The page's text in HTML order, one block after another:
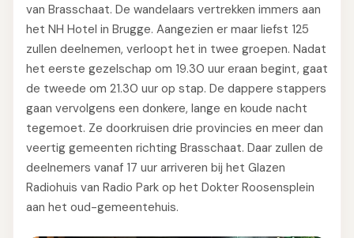
van Brasschaat. De wandelaars vertrekken immers aan
het NH Hotel in Brugge. Aangezien er maar liefst 125
zullen deelnemen, verloopt het in twee groepen. Nadat
het eerste gezelschap om 19.30 uur eraan begint, gaat
de tweede om 21.30 uur op stap. De dappere stappers
gaan vervolgens een donkere, lange en koude nacht
tegemoet. Ze doorkruisen drie provincies en meer dan
veertig gemeenten richting Brasschaat. Daar zullen de
deelnemers vanaf 17 uur arriveren bij het Glazen
Radiohuis van Radio Park op het Dokter Roosensplein
aan het oud-gemeentehuis.